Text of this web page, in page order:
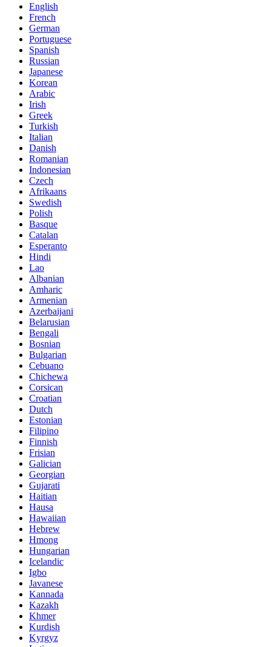
English
French
German
Portuguese
Spanish
Russian
Japanese
Korean
Arabic
Irish
Greek
Turkish
Italian
Danish
Romanian
Indonesian
Czech
Afrikaans
Swedish
Polish
Basque
Catalan
Esperanto
Hindi
Lao
Albanian
Amharic
Armenian
Azerbaijani
Belarusian
Bengali
Bosnian
Bulgarian
Cebuano
Chichewa
Corsican
Croatian
Dutch
Estonian
Filipino
Finnish
Frisian
Galician
Georgian
Gujarati
Haitian
Hausa
Hawaiian
Hebrew
Hmong
Hungarian
Icelandic
Igbo
Javanese
Kannada
Kazakh
Khmer
Kurdish
Kyrgyz